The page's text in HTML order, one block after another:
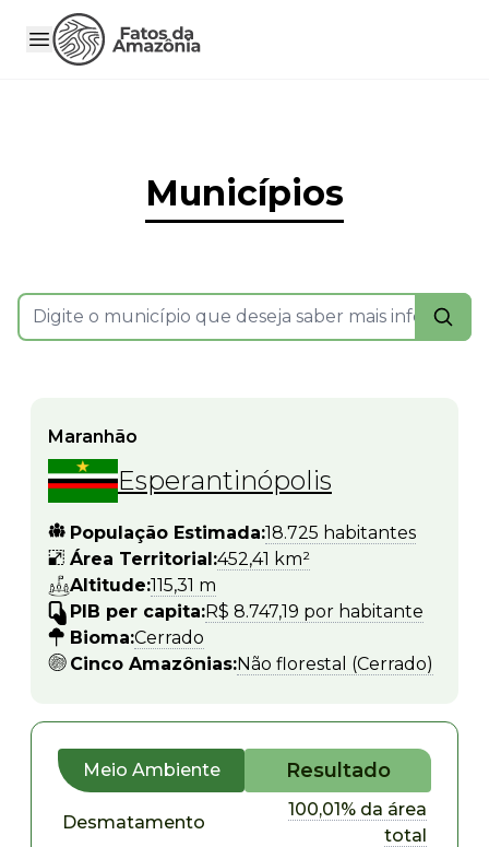
Municípios
Maranhão
Esperantinópolis
População Estimada:18.725 habitantes
Área Territorial:452,41 km²
Altitude:115,31 m
PIB per capita:R$ 8.747,19 por habitante
Bioma:Cerrado
Cinco Amazônias:Não florestal (Cerrado)
Meio Ambiente Resultado
Desmatamento
100,01% da área
total